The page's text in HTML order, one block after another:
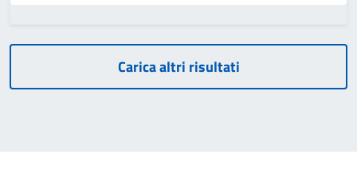
Carica altri risultati